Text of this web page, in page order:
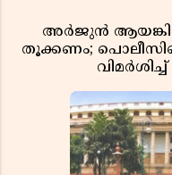
അർജുൻ
തൂക്കണം;